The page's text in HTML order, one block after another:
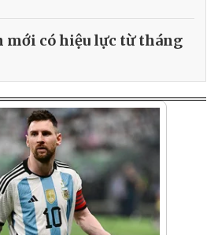
mới có hiệu lực từ tháng